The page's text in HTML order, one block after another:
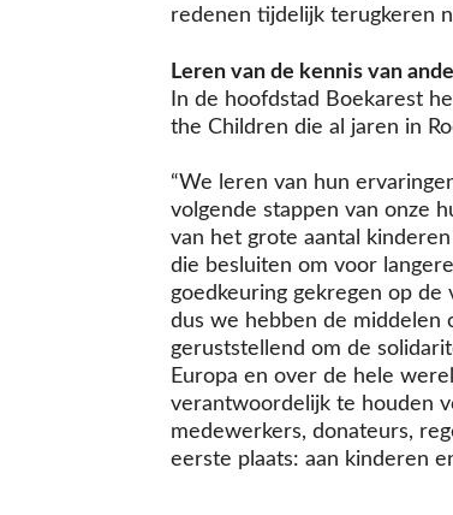
redenen tijdelijk terugkeren
Leren van de kennis van
In de hoofdstad Boekarest
the Children die al jaren in
“We leren van hun
volgende stappen van onze
van het grote aantal
die besluiten om voor
goedkeuring gekregen op
dus we hebben de middelen
geruststellend om de
Europa en over de hele
verantwoordelijk te houden
medewerkers, donateurs,
eerste plaats: aan kinderen